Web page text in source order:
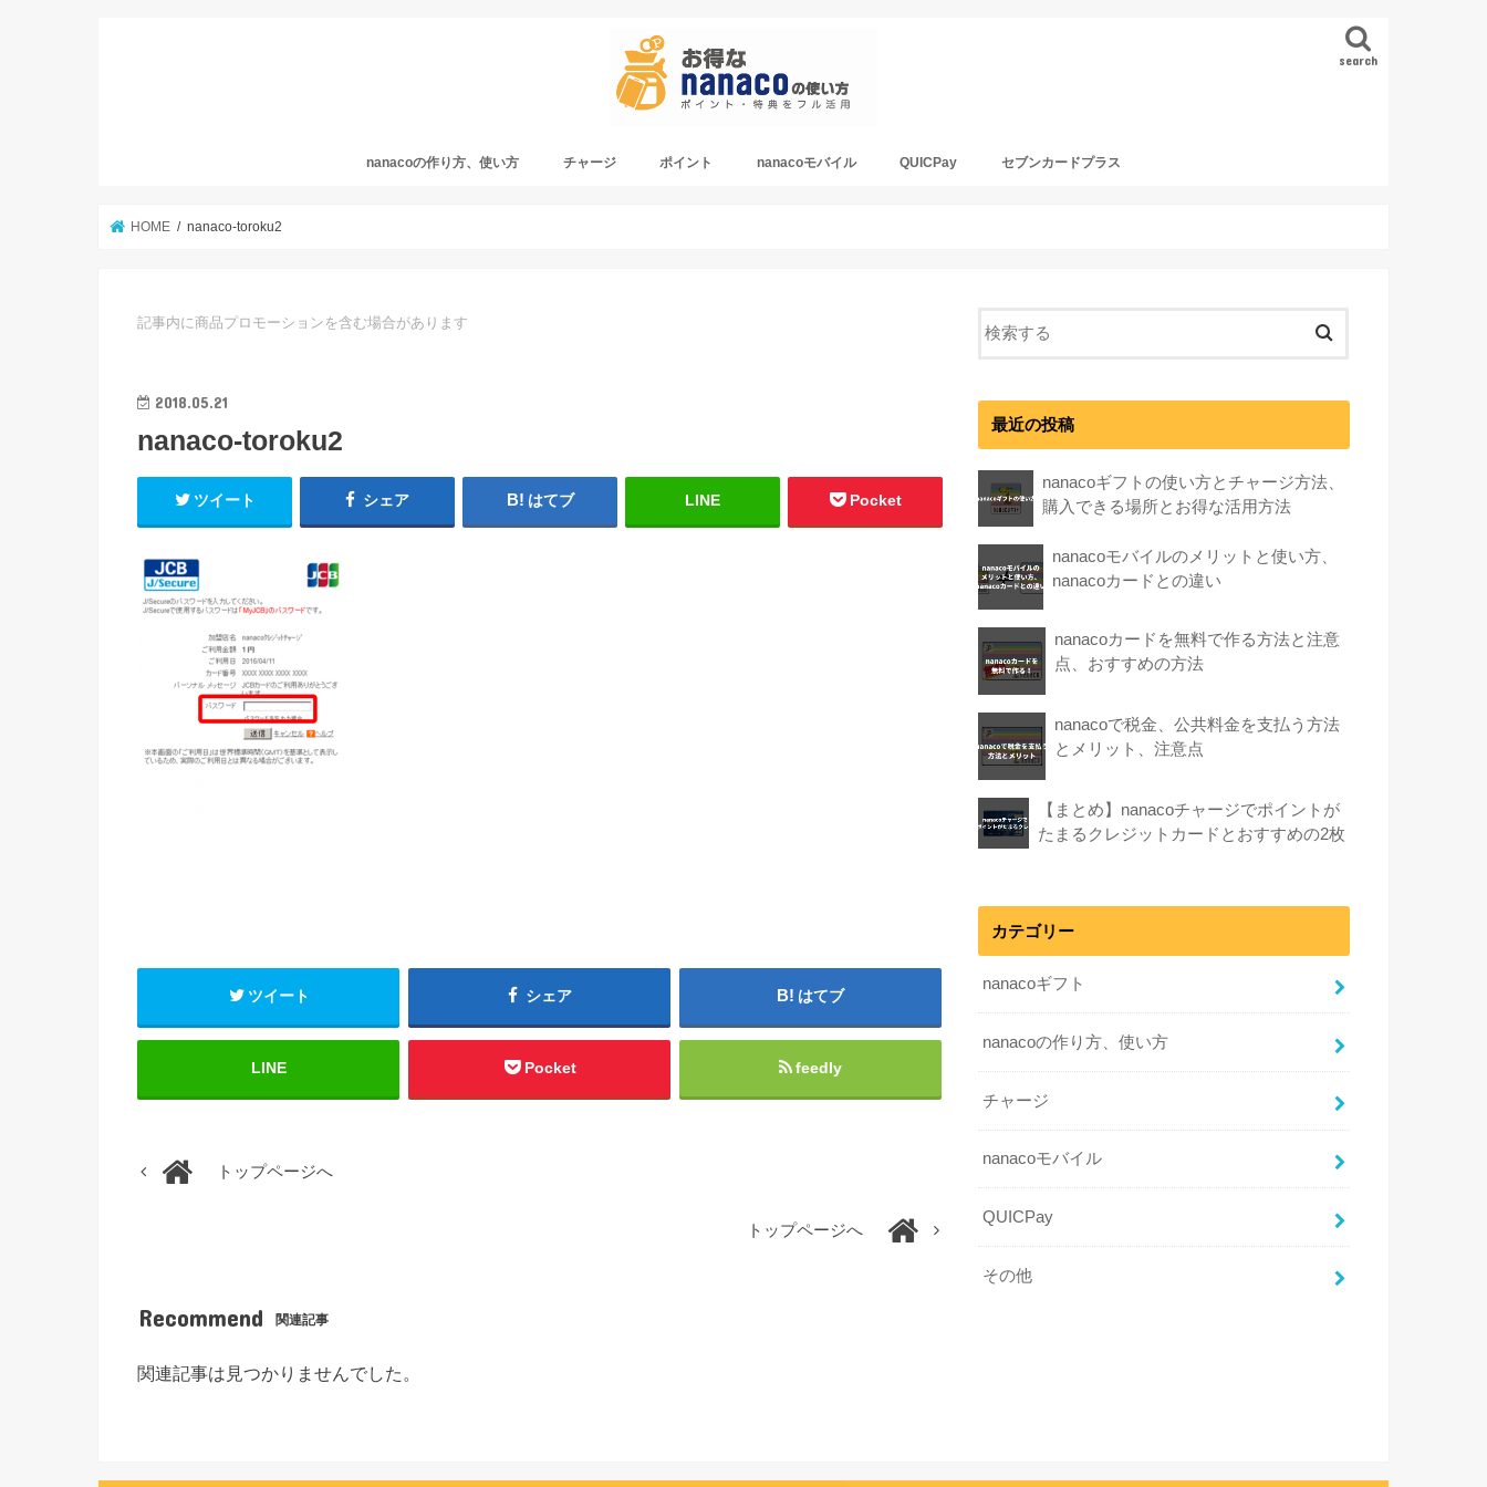
search
nanacoの作り方、使い方 チャージ ポイント nanacoモバイル QUICPay セブンカードプラス
HOME nanaco-toroku2
記事内に商品プロモーションを含む場合があります
2018.05.21
nanaco-toroku2
ツイート シェア はてブ LINE Pocket
ツイート シェア はてブ
LINE Pocket feedly
トップページへ
トップページへ
Recommend 関連記事
関連記事は見つかりませんでした。
最近の投稿
nanacoギフトの使い方とチャージ方法、
購入できる場所とお得な活用方法
nanacoモバイルのメリットと使い方、
nanacoカードとの違い
nanacoカードを無料で作る方法と注意
点、おすすめの方法
nanacoで税金、公共料金を支払う方法
とメリット、注意点
【まとめ】nanacoチャージでポイントが
たまるクレジットカードとおすすめの2枚
カテゴリー
nanacoギフト
nanacoの作り方、使い方
チャージ
nanacoモバイル
QUICPay
その他